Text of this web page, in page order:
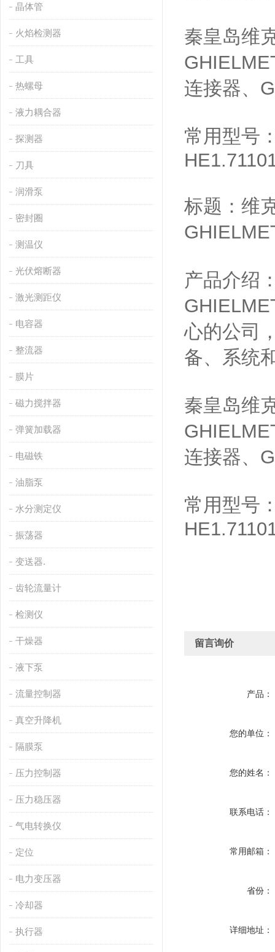
晶体管
火焰检测器
工具
热螺母
液力耦合器
探测器
刀具
润滑泵
密封圈
测温仪
光伏熔断器
激光测距仪
电容器
整流器
膜片
磁力搅拌器
弹簧加载器
电磁铁
油脂泵
水分测定仪
振荡器
变送器.
齿轮流量计
检测仪
干燥器
液下泵
流量控制器
真空升降机
隔膜泵
压力控制器
压力稳压器
气电转换仪
定位
电力变压器
冷却器
执行器
秦皇岛维
连接器、
常用型号
标题：维
产品介绍
心的公司
备、系统
秦皇岛维
连接器、
常用型号
留言询价
产品：
您的单位：
您的姓名：
联系电话：
常用邮箱：
省份：
详细地址：